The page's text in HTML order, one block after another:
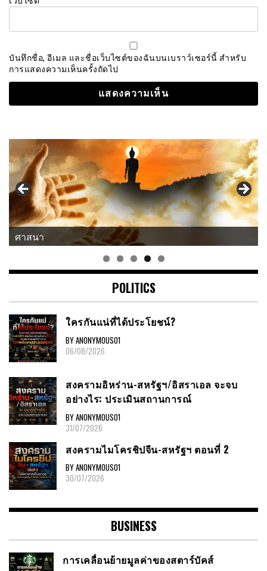
บันทึกชื่อ, อีเมล และชื่อเว็บไซต์ของฉันบนเบราว์เซอร์นี้ สำหรับ
การแสดงความเห็นครั้งถัดไป
ศาสนา
แนวคิด-คำคม
POLITICS
ใครกันแน่ที่ได้ประโยชน์?
BY ANONYMOUS01
06/08/2026
สงครามอิหร่าน-สหรัฐฯ/อิสราเอล จะจบ
อย่างไร: ประเมินสถานการณ์
BY ANONYMOUS01
31/07/2026
สงครามไมโครชิปจีน-สหรัฐฯ ตอนที่ 2
BY ANONYMOUS01
30/07/2026
BUSINESS
การเคลื่อนย้ายมูลค่าของสตาร์บัคส์